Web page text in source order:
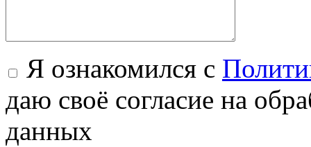
Я ознакомился с
даю своё согласие на
данных